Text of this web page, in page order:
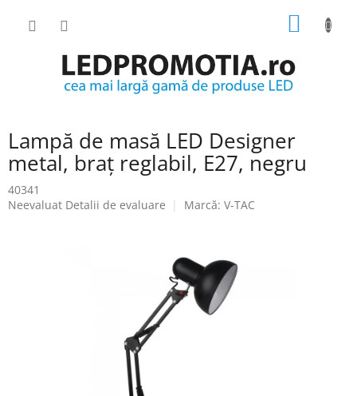
COŞ
Lampă de masă LED Designer
metal, braț reglabil, E27, negru
40341
Evaluarea
Neevaluat Detalii de evaluare Marcă: V-TAC